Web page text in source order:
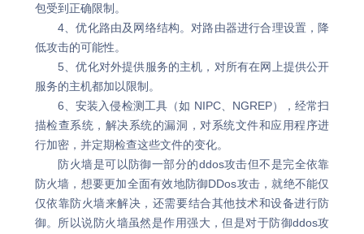
包受到正确限制。
4、优化路由及网络结构。对路由器进行合理设置，降
低攻击的可能性。
5、优化对外提供服务的主机，对所有在网上提供公开
服务的主机都加以限制。
6、安装入侵检测工具（如 NIPC、NGREP），经常扫
描检查系统，解决系统的漏洞，对系统文件和应用程序进
行加密，并定期检查这些文件的变化。
防火墙是可以防御一部分的ddos攻击但不是完全依靠
防火墙，想要更加全面有效地防御DDos攻击，就绝不能仅
仅依靠防火墙来解决，还需要结合其他技术和设备进行防
御。所以说防火墙虽然是作用强大，但是对于防御ddos攻